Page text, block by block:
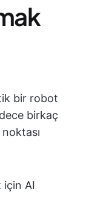
bir robot
birkaç
için AI